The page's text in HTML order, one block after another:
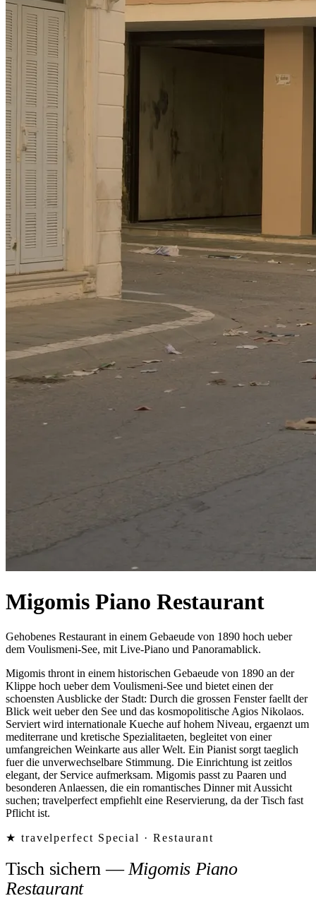
Migomis Piano Restaurant
Gehobenes Restaurant in einem Gebaeude von 1890 hoch ueber
dem Voulismeni-See, mit Live-Piano und Panoramablick.
Migomis thront in einem historischen Gebaeude von 1890 an der
Klippe hoch ueber dem Voulismeni-See und bietet einen der
schoensten Ausblicke der Stadt: Durch die grossen Fenster faellt der
Blick weit ueber den See und das kosmopolitische Agios Nikolaos.
Serviert wird internationale Kueche auf hohem Niveau, ergaenzt um
mediterrane und kretische Spezialitaeten, begleitet von einer
umfangreichen Weinkarte aus aller Welt. Ein Pianist sorgt taeglich
fuer die unverwechselbare Stimmung. Die Einrichtung ist zeitlos
elegant, der Service aufmerksam. Migomis passt zu Paaren und
besonderen Anlaessen, die ein romantisches Dinner mit Aussicht
suchen; travelperfect empfiehlt eine Reservierung, da der Tisch fast
Pflicht ist.
★ travelperfect Special · Restaurant
Tisch sichern—Migomis Piano
Restaurant